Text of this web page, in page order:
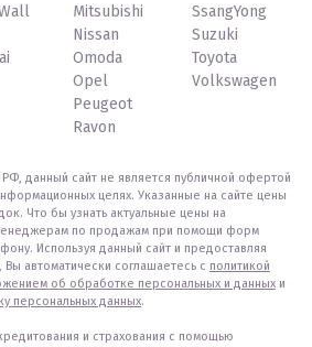
Mitsubishi
Nissan
Omoda
Opel
Peugeot
Ravon
SsangYong
Suzuki
Toyota
Volkswagen
РФ, данный сайт не является публичной офертой
целях. Указанные на сайте цены
Что бы узнать актуальные цены на
по продажам при помощи форм
Используя данный сайт и предоставляя
автоматически соглашаетесь с политикой
об обработке персональных и данных и
персональных данных.
и страхования с помощью